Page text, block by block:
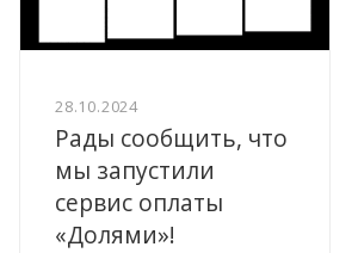
28.10.2024
Рады сообщить, что
мы запустили
сервис оплаты
«Долями»!